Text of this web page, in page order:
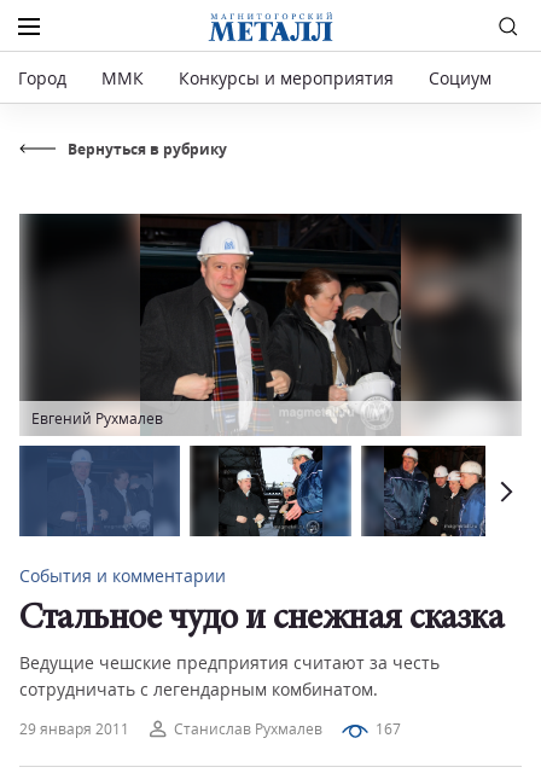
Город ММК Конкурсы и мероприятия Социум
Вернуться в рубрику
29 января 2011 Станислав Рухмалев 167
События и комментарии
Стальное чудо и снежная сказка
Ведущие чешские предприятия считают за честь
сотрудничать с легендарным комбинатом.
Евгений Рухмалев